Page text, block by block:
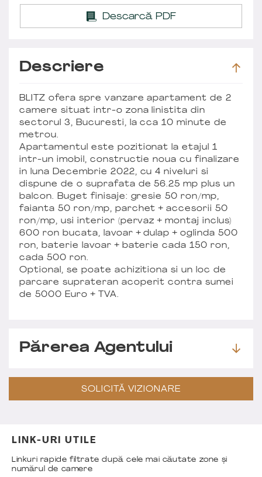
Descarcă PDF
Descriere
BLITZ ofera spre vanzare apartament de 2
camere situat intr-o zona linistita din
sectorul 3, Bucuresti, la cca 10 minute de
metrou.
Apartamentul este pozitionat la etajul 1
intr-un imobil, constructie noua cu finalizare
in luna Decembrie 2022, cu 4 niveluri si
dispune de o suprafata de 56.25 mp plus un
balcon. Buget finisaje: gresie 50 ron/mp,
faianta 50 ron/mp, parchet + accesorii 50
ron/mp, usi interior (pervaz + montaj inclus)
600 ron bucata, lavoar + dulap + oglinda 500
ron, baterie lavoar + baterie cada 150 ron,
cada 500 ron.
Optional, se poate achizitiona si un loc de
parcare suprateran acoperit contra sumei
de 5000 Euro + TVA.
Părerea Agentului
SOLICITĂ VIZIONARE
LINK-URI UTILE
Linkuri rapide filtrate după cele mai căutate zone și
numărul de camere